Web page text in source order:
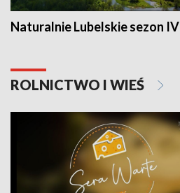
Naturalnie Lubelskie sezon IV
ROLNICTWO I WIEŚ